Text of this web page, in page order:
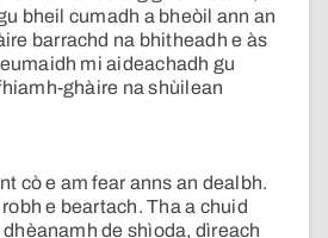
bheil cumadh a bheòil ann an
barrachd na bhitheadh e às
mi aideachadh gu
ghàire na shùilean
cò e am fear anns an dealbh.
e beartach. Tha a chuid
dhèanamh de shìoda, dìreach